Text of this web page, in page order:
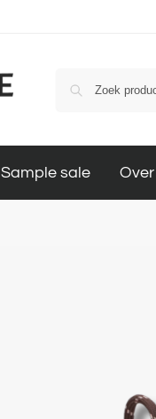
Sample sale